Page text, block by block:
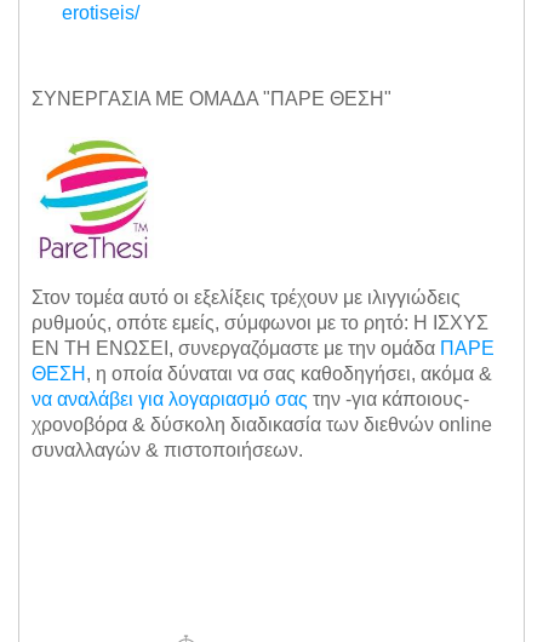
erotiseis/
ΣΥΝΕΡΓΑΣΙΑ ΜΕ ΟΜΑΔΑ "ΠΑΡΕ ΘΕΣΗ"
Στον τομέα αυτό οι εξελίξεις τρέχουν με ιλιγγιώδεις
ρυθμούς, οπότε εμείς, σύμφωνοι με το ρητό: Η ΙΣΧΥΣ
ΕΝ ΤΗ ΕΝΩΣΕΙ, συνεργαζόμαστε με την ομάδα ΠΑΡΕ
ΘΕΣΗ , η οποία δύναται να σας καθοδηγήσει, ακόμα &
να αναλάβει για λογαριασμό σας την -για κάποιους-
χρονοβόρα & δύσκολη διαδικασία των διεθνών online
συναλλαγών & πιστοποιήσεων.